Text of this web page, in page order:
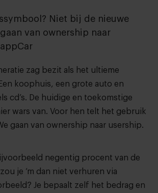
Niet bij de nieuwe
van ownership naar
zag bezit als het ultieme
koophuis, een grote auto en
cd’s. De huidige en toekomstige
wars van. Voor hen telt het gebruik
gaan van ownership naar usership.
negentig procent van de
je ‘m dan niet verhuren via
Je bepaalt zelf het bedrag en